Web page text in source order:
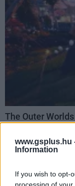
www.gsplus.hu
Information
If you wish to opt-
processing of
The Outer
az Obsidian
| 2019.08.03 20:48
A PC Gamer
World élményébe.